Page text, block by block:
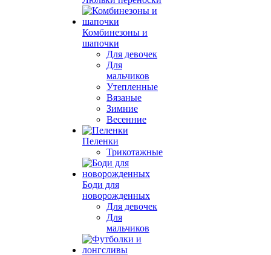
Комбинезоны и
шапочки
Для девочек
Для
мальчиков
Утепленные
Вязаные
Зимние
Весенние
Пеленки
Трикотажные
Боди для
новорожденных
Для девочек
Для
мальчиков